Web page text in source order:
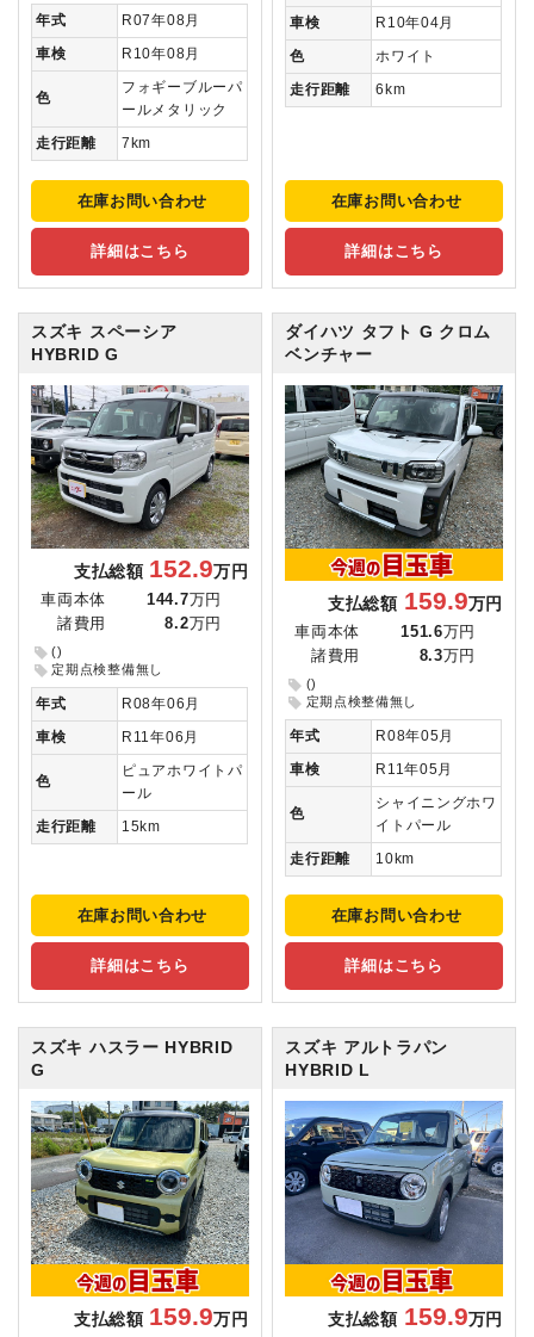
年式
R07年08月
車検
R10年08月
色
フォギーブルーパ
ールメタリック
走行距離
7km
在庫お問い合わせ
詳細はこちら
車検
R10年04月
色
ホワイト
走行距離
6km
在庫お問い合わせ
詳細はこちら
スズキ スペーシア
HYBRID G
支払総額 152.9万円
車両本体 144.7 万円
諸費用
8.2 万円
()
定期点検整備無し
年式
R08年06月
車検
R11年06月
色
ピュアホワイトパ
ール
走行距離
15km
在庫お問い合わせ
詳細はこちら
ダイハツ タフト G クロム
ベンチャー
支払総額 159.9万円
車両本体 151.6万円
諸費用
8.3万円
()
定期点検整備無し
年式
R08年05月
車検
R11年05月
色
シャイニングホワ
イトパール
走行距離
10km
在庫お問い合わせ
詳細はこちら
スズキ ハスラー HYBRID
G
支払総額 159.9万円
スズキ アルトラパン
HYBRID L
支払総額 159.9万円